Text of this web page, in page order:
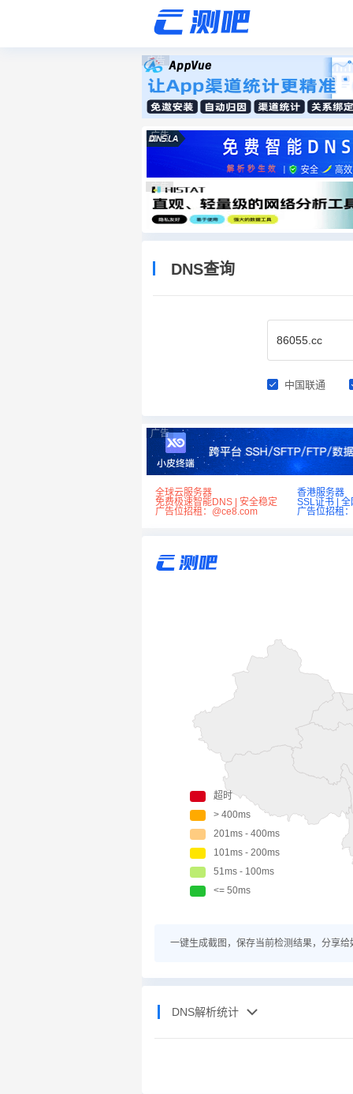
广告
广告
广告
DNS查询
中国联通
广告
全球云服务器
香港服务器
免费极速智能DNS | 安全稳定
SSL证书 |
广告位招租：@ce8.com
广告位招租
一键生成截图，保存当前检测结果，分享给
DNS解析统计